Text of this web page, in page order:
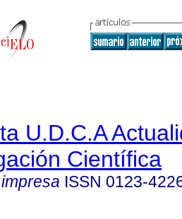
U.D.C.A
Científica
ISSN 0123-